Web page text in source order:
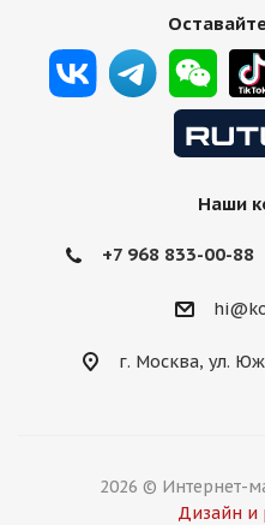
Наши
+7 968 833-00-88
г. Москва, ул.
2026 © Интернет-
Дизайн и